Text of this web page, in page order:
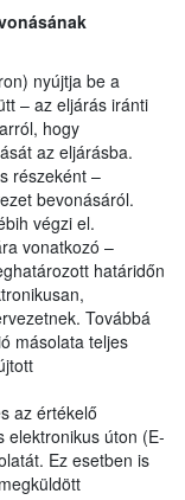
nyújtja be a
– az eljárás iránti
hogy
az eljárásba.
részeként –
bevonásáról.
végzi el.
vonatkozó –
határidőn
Továbbá
másolata teljes
az értékelő
elektronikus úton (E-
Ez esetben is